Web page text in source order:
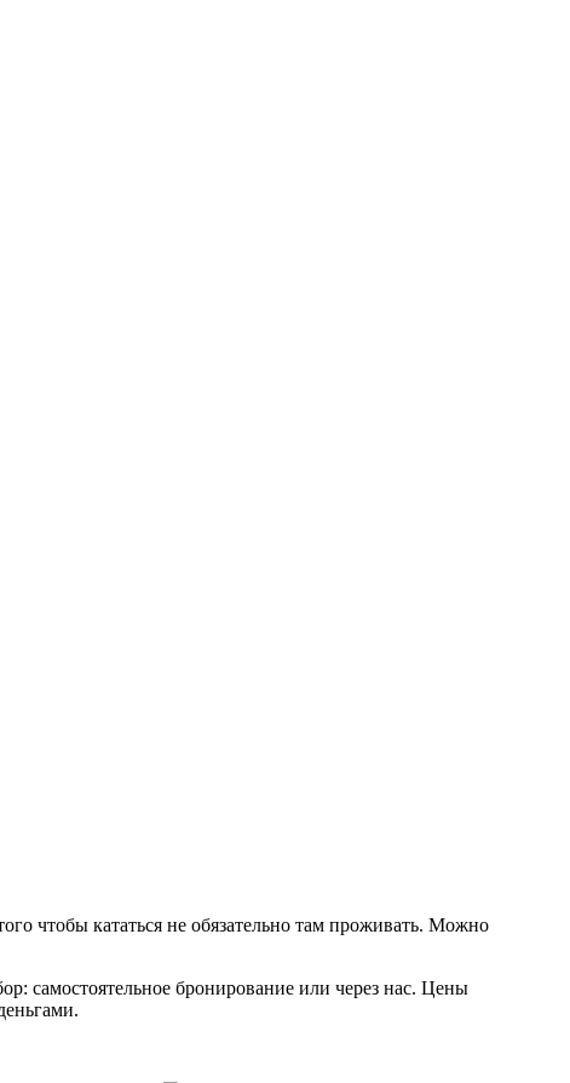
чтобы кататься не обязательно там проживать. Можно
самостоятельное бронирование или через нас. Цены